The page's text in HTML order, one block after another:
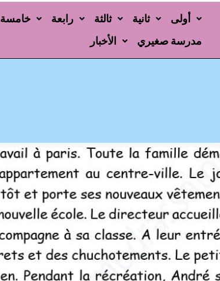
خامسة رابعة ثالثة ثانية
أولى
الأخبار
مدرسة صغيري